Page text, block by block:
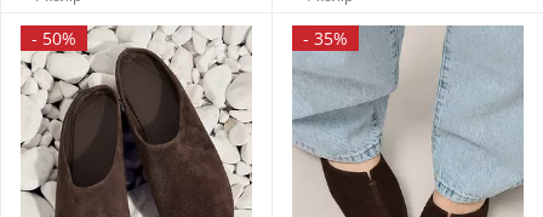
- 50% - 35%